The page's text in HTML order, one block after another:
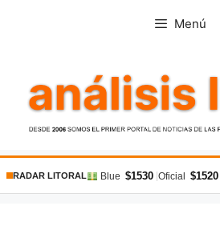
Menú
RADAR LITORAL Blue $1530 Oficial $1520